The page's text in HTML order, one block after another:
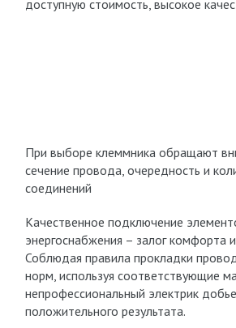
доступную стоимость, высокое
При выборе клеммника обращают
сечение провода, очередность и
соединений
Качественное подключение
энергоснабжения – залог комфорта
Соблюдая правила прокладки
норм, используя соответствующие
непрофессиональный электрик
положительного результата.